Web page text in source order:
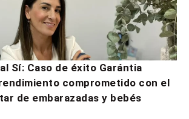
Sí: Caso de éxito Garántia
comprometido con el
de embarazadas y bebés